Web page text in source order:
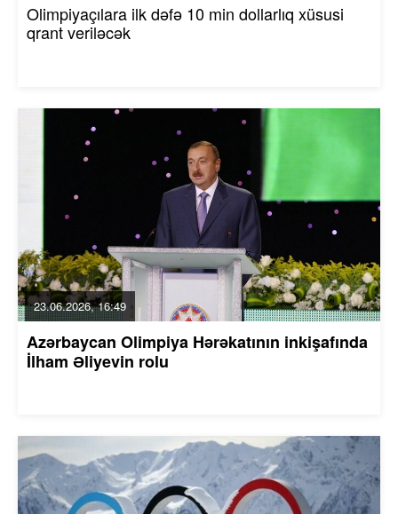
Olimpiyaçılara ilk dəfə 10 min dollarlıq xüsusi
qrant veriləcək
23.06.2026, 16:49
Azərbaycan Olimpiya Hərəkatının inkişafında
İlham Əliyevin rolu